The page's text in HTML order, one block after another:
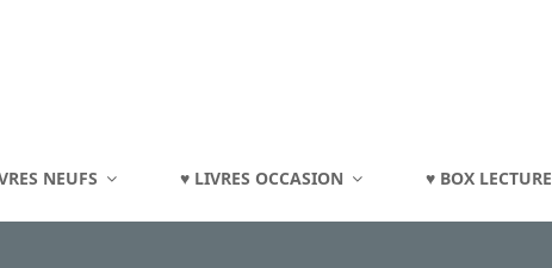
NEUFS ♥ LIVRES OCCASION ♥ BOX LECTURE